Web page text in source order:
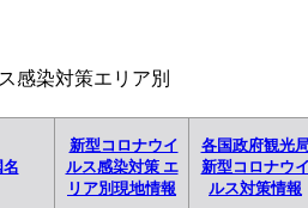
感染対策エリア別
名
新型コロナウイ
ルス感染対策 エ
リア別現地情報
各国政府観光
新型コロナウ
ルス対策情報